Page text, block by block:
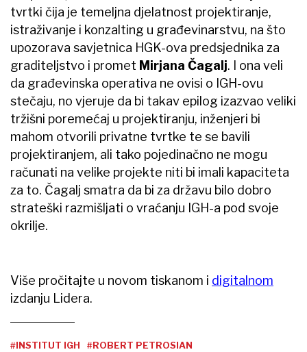
tvrtki čija je temeljna djelatnost projektiranje,
istraživanje i konzalting u građevinarstvu, na što
upozorava savjetnica HGK-ova predsjednika za
graditeljstvo i promet Mirjana Čagalj. I ona veli
da građevinska operativa ne ovisi o IGH-ovu
stečaju, no vjeruje da bi takav epilog izazvao veliki
tržišni poremećaj u projektiranju, inženjeri bi
mahom otvorili privatne tvrtke te se bavili
projektiranjem, ali tako pojedinačno ne mogu
računati na velike projekte niti bi imali kapaciteta
za to. Čagalj smatra da bi za državu bilo dobro
strateški razmišljati o vraćanju IGH-a pod svoje
okrilje.
Više pročitajte u novom tiskanom i digitalnom
izdanju Lidera.
#INSTITUT IGH
#ROBERT PETROSIAN